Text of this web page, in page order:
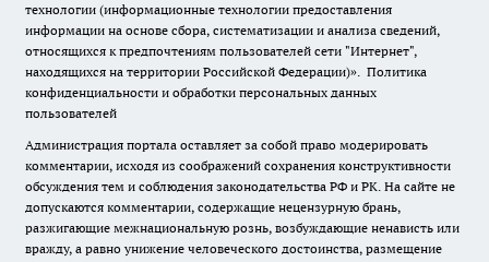
технологии (информационные технологии предоставления
информации на основе сбора, систематизации и анализа сведений,
относящихся к предпочтениям пользователей сети "Интернет",
находящихся на территории Российской Федерации)». Политика
конфиденциальности и обработки персональных данных
пользователей
Администрация портала оставляет за собой право модерировать
комментарии, исходя из соображений сохранения конструктивности
обсуждения тем и соблюдения законодательства РФ и РК. На сайте не
допускаются комментарии, содержащие нецензурную брань,
разжигающие межнациональную рознь, возбуждающие ненависть или
вражду, а равно унижение человеческого достоинства, размещение